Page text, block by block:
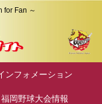
for Fan ～
ンフォメーション
福岡野球大会情報